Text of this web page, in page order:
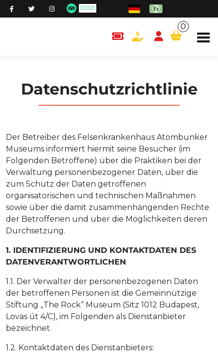
content.cart
0
Datenschutzrichtlinie
Der Betreiber des Felsenkrankenhaus Atombunker
Museums informiert hiermit seine Besucher (im
Folgenden Betroffene) über die Praktiken bei der
Verwaltung personenbezogener Daten, über die
zum Schutz der Daten getroffenen
organisatorischen und technischen Maßnahmen
sowie über die damit zusammenhängenden Rechte
der Betroffenen und über die Möglichkeiten deren
Durchsetzung.
1. IDENTIFIZIERUNG UND KONTAKTDATEN DES
DATENVERANTWORTLICHEN
1.1. Der Verwalter der personenbezogenen Daten
der betroffenen Personen ist die Gemeinnützige
Stiftung „The Rock“ Museum (Sitz 1012 Budapest,
Lovas út 4/C), im Folgenden als Dienstanbieter
bezeichnet.
1.2. Kontaktdaten des Dienstanbieters: